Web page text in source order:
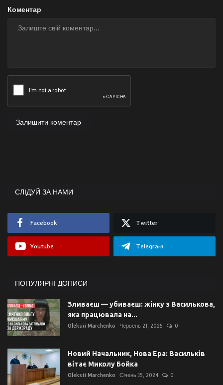
Коментар
Залишити коментар
СЛІДУЙ ЗА НАМИ
Facebook Twitter
Youtube Telegram
ПОПУЛЯРНІ ДОПИСИ
Зливаєш — убиваєш: жінку з Василькова,
яка працювала на...
Oleksii Marchenko Червень 21, 2025 0
Новий Начальник, Нова Ера: Васильків
вітає Миколу Бойка
Oleksii Marchenko Січень 15, 2024 0